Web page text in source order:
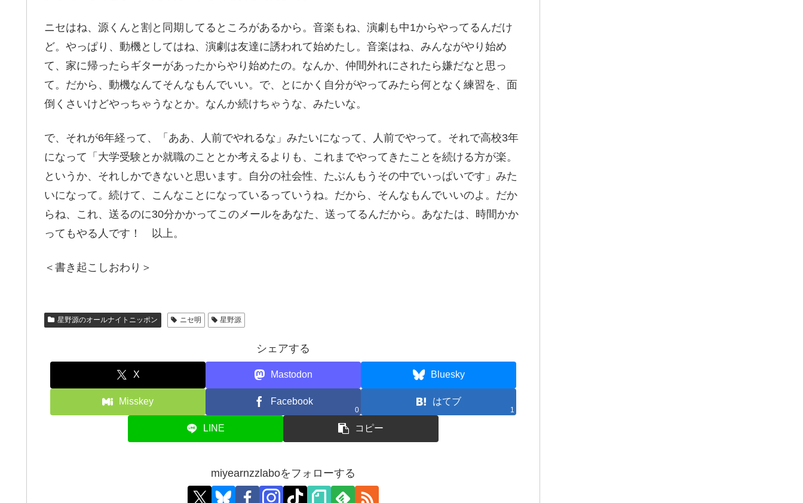
ニセはね、源くんと割と同期してるところがあるから。音楽もね、演劇も中1からやってるんだけ
ど。やっぱり、動機としてはね、演劇は友達に誘われて始めたし。音楽はね、みんながやり始め
て、家に帰ったらギターがあったからやり始めたの。なんか、仲間外れにされたら嫌だなと思っ
て。だから、動機なんてそんなもんでいい。で、とにかく自分がやってみたら何となく練習を、面
倒くさいけどやっちゃうなとか。なんか続けちゃうな、みたいな。
で、それが6年経って、「ああ、人前でやれるな」みたいになって、人前でやって。それで高校3年
になって「大学受験とか就職のこととか考えるよりも、これまでやってきたことを続ける方が楽。
というか、それしかできないと思います。自分の社会性、たぶんもうその中でいっぱいです」みた
いになって。続けて、こんなことになっているっていうね。だから、そんなもんでいいのよ。だか
らね、これ、送るのに30分かかってこのメールをあなた、送ってるんだから。あなたは、時間かか
ってもやる人です！ 以上。
＜書き起こしおわり＞
星野源のオールナイトニッポン ニセ明 星野源
シェアする
X Mastodon Bluesky
Misskey Facebook
0
はてブ
1
LINE コピー
miyearnzzlaboをフォローする